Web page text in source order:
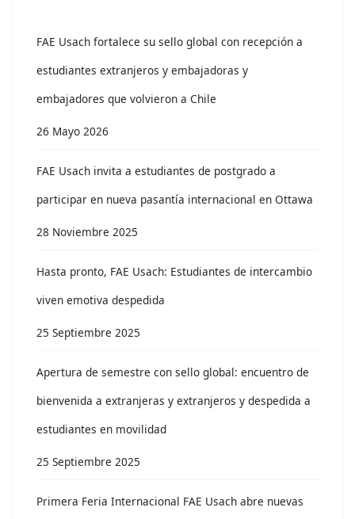
FAE Usach fortalece su sello global con recepción a
estudiantes extranjeros y embajadoras y
embajadores que volvieron a Chile
26 Mayo 2026
FAE Usach invita a estudiantes de postgrado a
participar en nueva pasantía internacional en Ottawa
28 Noviembre 2025
Hasta pronto, FAE Usach: Estudiantes de intercambio
viven emotiva despedida
25 Septiembre 2025
Apertura de semestre con sello global: encuentro de
bienvenida a extranjeras y extranjeros y despedida a
estudiantes en movilidad
25 Septiembre 2025
Primera Feria Internacional FAE Usach abre nuevas